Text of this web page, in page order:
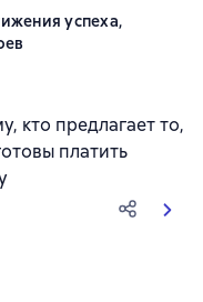
успеха,
4 оценок
кто предлагает то,
платить